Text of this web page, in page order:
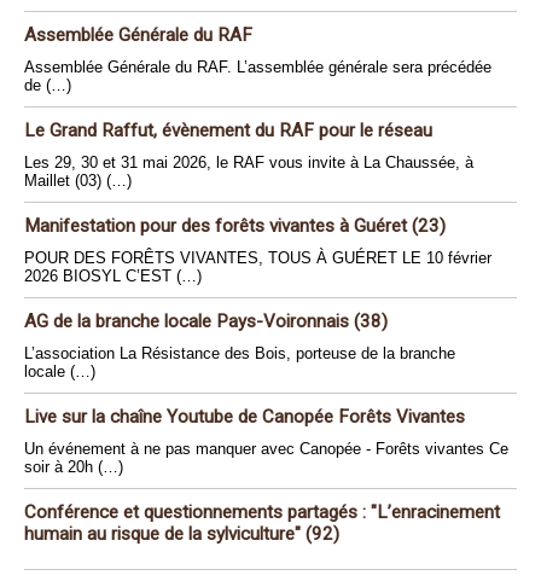
Assemblée Générale du RAF
Assemblée Générale du RAF. L’assemblée générale sera précédée
de (…)
Le Grand Raffut, évènement du RAF pour le réseau
Les 29, 30 et 31 mai 2026, le RAF vous invite à La Chaussée, à
Maillet (03) (…)
Manifestation pour des forêts vivantes à Guéret (23)
POUR DES FORÊTS VIVANTES, TOUS À GUÉRET LE 10 février
2026 BIOSYL C’EST (…)
AG de la branche locale Pays-Voironnais (38)
L’association La Résistance des Bois, porteuse de la branche
locale (…)
Live sur la chaîne Youtube de Canopée Forêts Vivantes
Un événement à ne pas manquer avec Canopée - Forêts vivantes Ce
soir à 20h (…)
Conférence et questionnements partagés : "L’enracinement
humain au risque de la sylviculture" (92)